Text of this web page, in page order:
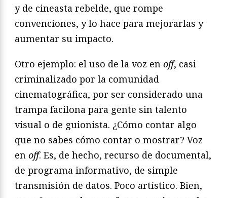
y de cineasta rebelde, que rompe
convenciones, y lo hace para mejorarlas y
aumentar su impacto.
Otro ejemplo: el uso de la voz en off, casi
criminalizado por la comunidad
cinematográfica, por ser considerado una
trampa facilona para gente sin talento
visual o de guionista. ¿Cómo contar algo
que no sabes cómo contar o mostrar? Voz
en off. Es, de hecho, recurso de documental,
de programa informativo, de simple
transmisión de datos. Poco artístico. Bien,